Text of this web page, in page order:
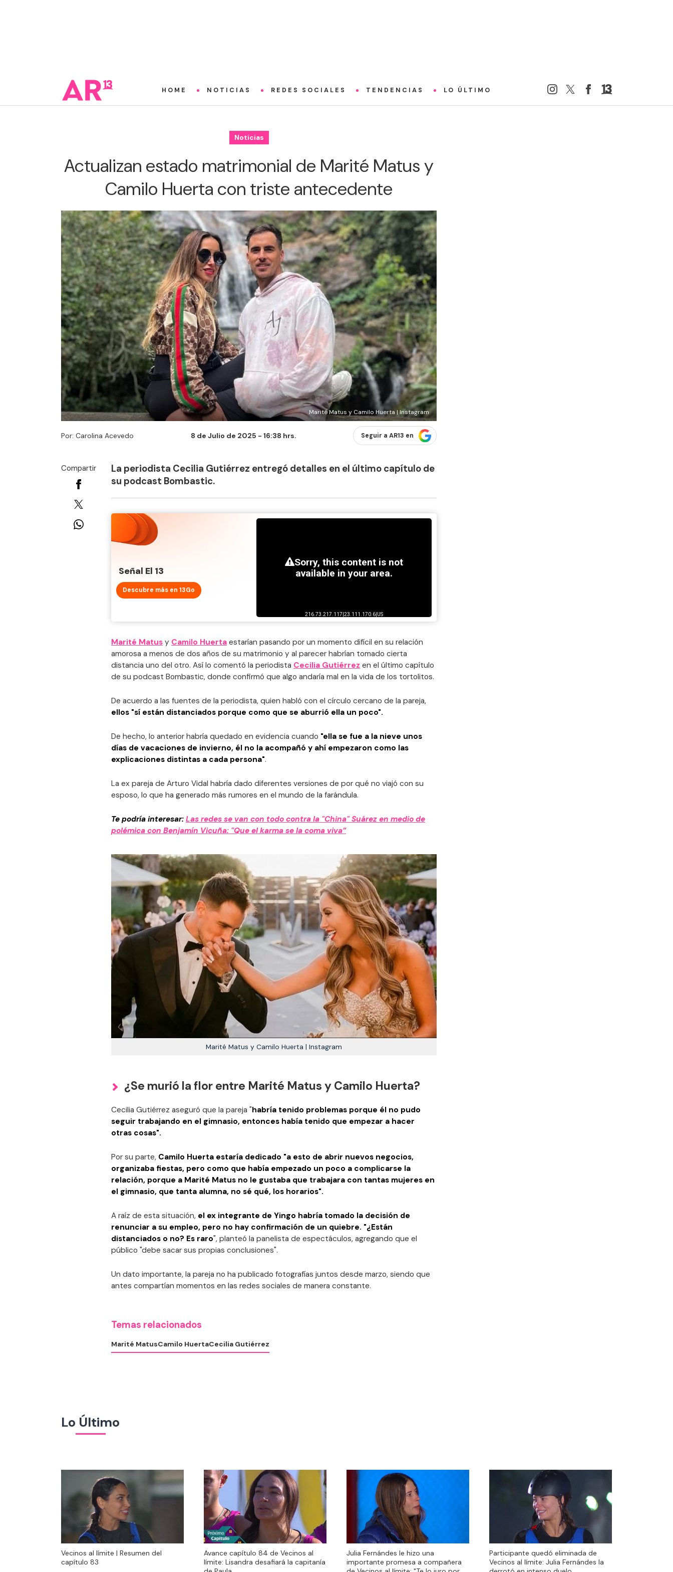
HOME NOTICIAS REDES SOCIALES TENDENCIAS LO ÚLTIMO
Noticias
Actualizan estado matrimonial de Marité Matus y
Camilo Huerta con triste antecedente
Marité Matus y Camilo Huerta | Instagram
Por: Carolina Acevedo 8 de Julio de 2025 - 16:38 hrs. Seguir a AR13 en
Compartir
La periodista Cecilia Gutiérrez entregó detalles en el último capítulo de
su podcast Bombastic.
Señal El 13
Descubre más en 13Go
Marité Matus y Camilo Huerta estarían pasando por un momento difícil en su relación
amorosa a menos de dos años de su matrimonio y al parecer habrían tomado cierta
distancia uno del otro. Así lo comentó la periodista Cecilia Gutiérrez en el último capítulo
de su podcast Bombastic, donde confirmó que algo andaría mal en la vida de los tortolitos.
De acuerdo a las fuentes de la periodista, quien habló con el círculo cercano de la pareja,
ellos "sí están distanciados porque como que se aburrió ella un poco".
De hecho, lo anterior habría quedado en evidencia cuando "ella se fue a la nieve unos
días de vacaciones de invierno, él no la acompañó y ahí empezaron como las
explicaciones distintas a cada persona".
La ex pareja de Arturo Vidal habría dado diferentes versiones de por qué no viajó con su
esposo, lo que ha generado más rumores en el mundo de la farándula.
Te podría interesar: Las redes se van con todo contra la "China" Suárez en medio de
polémica con Benjamín Vicuña: "Que el karma se la coma viva”
Marité Matus y Camilo Huerta | Instagram
¿Se murió la flor entre Marité Matus y Camilo Huerta?
Cecilia Gutiérrez aseguró que la pareja "habría tenido problemas porque él no pudo
seguir trabajando en el gimnasio, entonces había tenido que empezar a hacer
otras cosas".
Por su parte, Camilo Huerta estaría dedicado "a esto de abrir nuevos negocios,
organizaba fiestas, pero como que había empezado un poco a complicarse la
relación, porque a Marité Matus no le gustaba que trabajara con tantas mujeres en
el gimnasio, que tanta alumna, no sé qué, los horarios".
A raíz de esta situación, el ex integrante de Yingo habría tomado la decisión de
renunciar a su empleo, pero no hay confirmación de un quiebre. "¿Están
distanciados o no? Es raro", planteó la panelista de espectáculos, agregando que el
público "debe sacar sus propias conclusiones".
Un dato importante, la pareja no ha publicado fotografías juntos desde marzo, siendo que
antes compartían momentos en las redes sociales de manera constante.
Temas relacionados
Marité MatusCamilo HuertaCecilia Gutiérrez
Lo Último
capítulo 83
Vecinos al límite | Resumen del
capítulo 83
límite: Lisandra desafiará la capitanía
de Paula
Avance capítulo 84 de Vecinos al
límite: Lisandra desafiará la capitanía
importante promesa a compañera
de Vecinos al límite: "Te lo juro por
Julia Fernándes le hizo una
importante promesa a compañera
Vecinos al límite: Julia Fernándes la
derrotó en intenso duelo
Participante quedó eliminada de
Vecinos al límite: Julia Fernándes la